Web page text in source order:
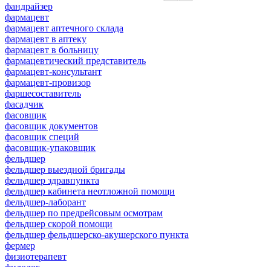
фандрайзер
фармацевт
фармацевт аптечного склада
фармацевт в аптеку
фармацевт в больницу
фармацевтический представитель
фармацевт-консультант
фармацевт-провизор
фаршесоставитель
фасадчик
фасовщик
фасовщик документов
фасовщик специй
фасовщик-упаковщик
фельдшер
фельдшер выездной бригады
фельдшер здравпункта
фельдшер кабинета неотложной помощи
фельдшер-лаборант
фельдшер по предрейсовым осмотрам
фельдшер скорой помощи
фельдшер фельдшерско-акушерского пункта
фермер
физиотерапевт